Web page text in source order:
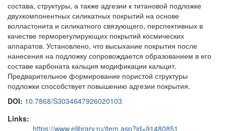
состава, структуры, а также адгезии к титановой подложке
двухкомпонентных силикатных покрытий на основе
волластонита и силикатного связующего, перспективных в
качестве терморегулирующих покрытий космических
аппаратов. Установлено, что высыхание покрытия после
нанесения на подложку сопровождается образованием в его
составе карбоната кальция модификации кальцит.
Предварительное формирование пористой структуры
подложки способствует повышению адгезии покрытия.
DOI: 10.7868/S3034647926020103
Links:
https://www.elibrary.ru/item.asp?id=91480851